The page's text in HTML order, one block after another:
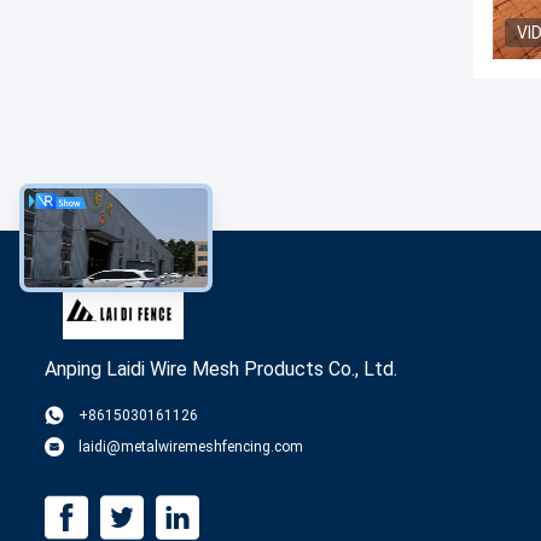
Anping Laidi Wire Mesh Products Co., Ltd.
+8615030161126
laidi@metalwiremeshfencing.com